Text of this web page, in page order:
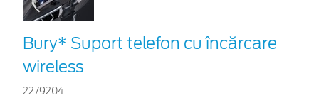
Bury* Suport telefon cu încărcare
wireless
2279204